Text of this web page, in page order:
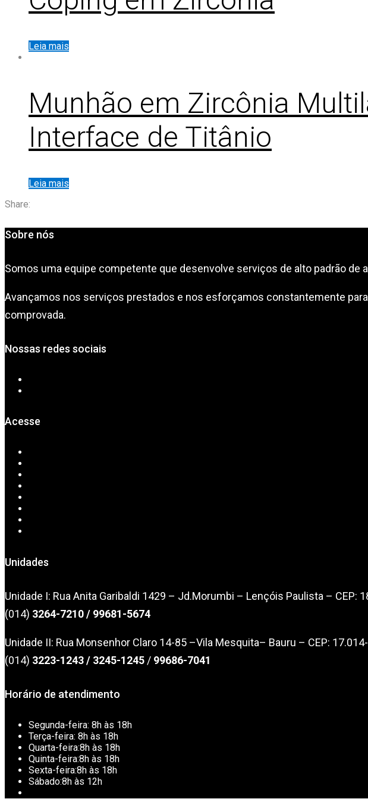
Leia mais
Munhão em Zircônia
Interface de Titânio
Leia mais
Share:
Sobre nós
Somos uma equipe competente que desenvolve serviços de alto padrão de
Avançamos nos serviços prestados e nos esforçamos constantemente
comprovada.
Nossas redes sociais
Acesse
Unidades
Unidade I: Rua Anita Garibaldi 1429 – Jd.Morumbi – Lençóis Paulista – CEP:
(014) 3264-7210/ 99681-5674
Unidade II: Rua Monsenhor Claro 14-85 –Vila Mesquita– Bauru – CEP:
(014) 3223-1243/ 3245-1245 / 99686-7041
Horário de atendimento
Segunda-feira: 8h às 18h
Terça-feira: 8h às 18h
Quarta-feira:8h às 18h
Quinta-feira:8h às 18h
Sexta-feira:8h às 18h
Sábado:8h às 12h